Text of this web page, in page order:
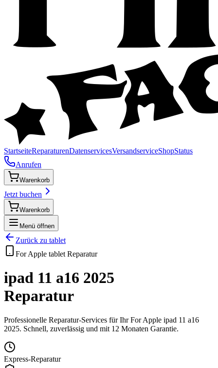
StartseiteReparaturenDatenservicesVersandserviceShopStatus
Anrufen
Warenkorb
Jetzt buchen
Warenkorb
Menü öffnen
Zurück zu tablet
For Apple tablet Reparatur
ipad 11 a16 2025
Reparatur
Professionelle Reparatur-Services für IhrFor Apple ipad 11 a16
2025. Schnell, zuverlässig und mit 12 Monaten Garantie.
Express-Reparatur